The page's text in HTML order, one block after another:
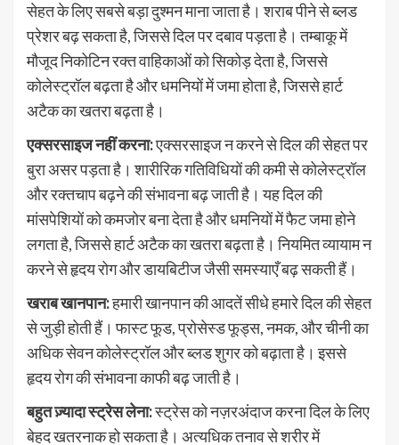
सेहत के लिए सबसे बड़ा दुश्मन माना जाता है। शराब पीने से ब्लड
प्रेशर बढ़ सकता है, जिससे दिल पर दबाव पड़ता है। तम्बाकू में
मौजूद निकोटिन रक्त वाहिकाओं को सिकोड़ देता है, जिससे
कोलेस्ट्रॉल बढ़ता है और धमनियों में जमा होता है, जिससे हार्ट
अटैक का खतरा बढ़ता है।
एक्सरसाइज नहीं करना:एक्सरसाइज न करने से दिल की सेहत पर
बुरा असर पड़ता है। शारीरिक गतिविधियों की कमी से कोलेस्ट्रॉल
और रक्तचाप बढ़ने की संभावना बढ़ जाती है। यह दिल की
मांसपेशियों को कमजोर बना देता है और धमनियों में फैट जमा होने
लगता है, जिससे हार्ट अटैक का खतरा बढ़ता है। नियमित व्यायाम न
करने से हृदय रोग और डायबिटीज जैसी समस्याएँ बढ़ सकती हैं।
खराब खानपान:हमारी खानपान की आदतें सीधे हमारे दिल की सेहत
से जुड़ी होती हैं। फास्ट फूड, प्रोसेस्ड फूड्स, नमक, और चीनी का
अधिक सेवन कोलेस्ट्रॉल और ब्लड शुगर को बढ़ाता है। इससे
हृदय रोग की संभावना काफी बढ़ जाती है।
बहुत ज़्यादा स्ट्रेस लेना:स्ट्रेस को नज़रअंदाज करना दिल के लिए
बेहद खतरनाक हो सकता है। अत्यधिक तनाव से शरीर में